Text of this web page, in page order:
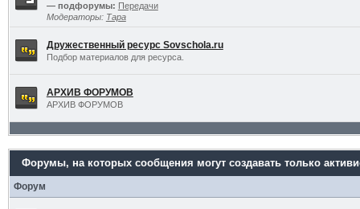
— подфорумы: Передачи
Модераторы: Тара
Дружественный ресурс Sovschola.ru
Подбор материалов для ресурса.
АРХИВ ФОРУМОВ
АРХИВ ФОРУМОВ
Форумы, на которых сообщения могут создавать только
Форум